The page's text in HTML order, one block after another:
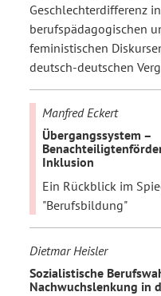
Geschlechterdifferenz in
berufspädagogischen
feministischen
deutsch-deutschen
Manfred Eckert
Übergangssystem –
Inklusion
Ein Rückblick im
"Berufsbildung"
Dietmar Heisler
Sozialistische
Nachwuchslenkung in